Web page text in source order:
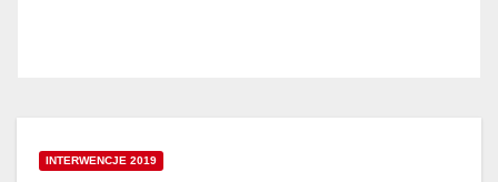
INTERWENCJE 2019